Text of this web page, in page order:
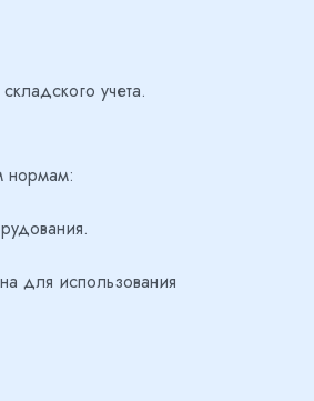
учета.
нормам:
для использования